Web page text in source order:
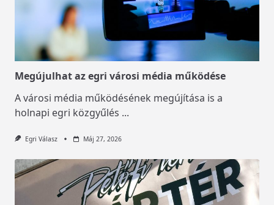
Megújulhat az egri városi média működése
A városi média működésének megújítása is a
holnapi egri közgyűlés ...
Egri Válasz Máj 27, 2026